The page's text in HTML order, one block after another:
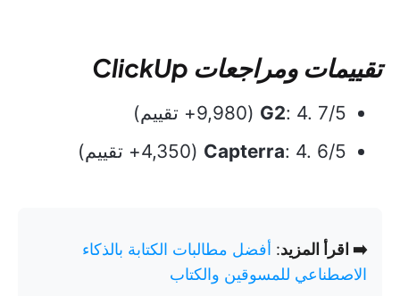
تقييمات ومراجعات ClickUp
G2: 4. 7/5 (9,980+ تقييم)
Capterra: 4. 6/5 (4,350+ تقييم)
➡️ اقرأ المزيد: أفضل مطالبات الكتابة بالذكاء
الاصطناعي للمسوقين والكتاب